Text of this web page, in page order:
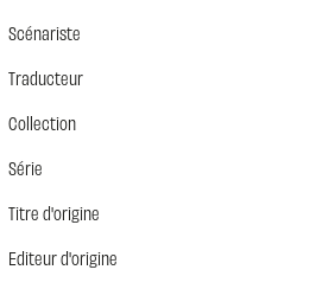
Scénariste
Traducteur
Collection
Série
Titre d'origine
Editeur d'origine